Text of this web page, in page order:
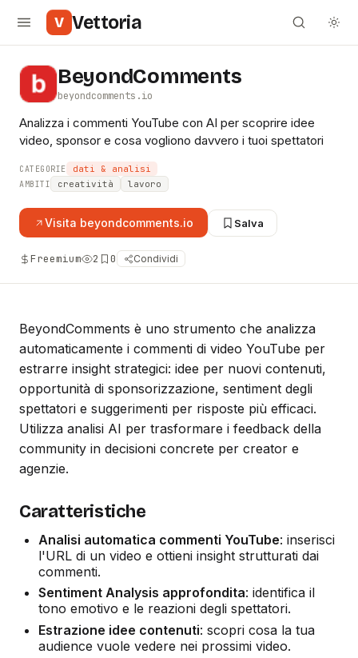
V Vettoria
BeyondComments
beyondcomments.io
Analizza i commenti YouTube con AI per scoprire idee
video, sponsor e cosa vogliono davvero i tuoi spettatori
CATEGORIE dati & analisi
AMBITI creatività lavoro
Visita beyondcomments.io Salva
Freemium 2 0 Condividi
BeyondComments è uno strumento che analizza
automaticamente i commenti di video YouTube per
estrarre insight strategici: idee per nuovi contenuti,
opportunità di sponsorizzazione, sentiment degli
spettatori e suggerimenti per risposte più efficaci.
Utilizza analisi AI per trasformare i feedback della
community in decisioni concrete per creator e
agenzie.
Caratteristiche
Analisi automatica commenti YouTube: inserisci
l'URL di un video e ottieni insight strutturati dai
commenti.
Sentiment Analysis approfondita: identifica il
tono emotivo e le reazioni degli spettatori.
Estrazione idee contenuti: scopri cosa la tua
audience vuole vedere nei prossimi video.